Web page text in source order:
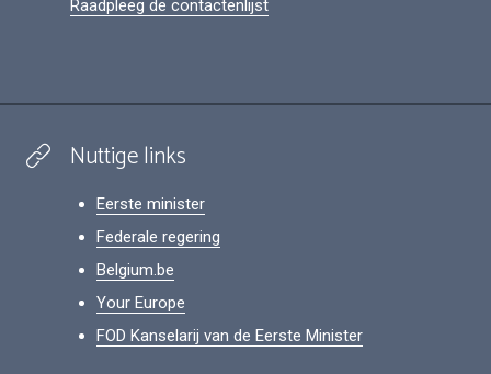
Raadpleeg de contactenlijst
Nuttige links
Eerste minister
Federale regering
Belgium.be
Your Europe
FOD Kanselarij van de Eerste Minister